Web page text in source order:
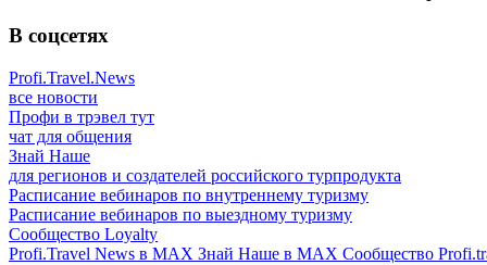
В соцсетях
Profi.Travel.News
все новости
Профи в трэвел тут
чат для общения
Знай Наше
для регионов и создателей российского турпродукта
Расписание вебинаров по внутреннему туризму
Расписание вебинаров по выездному туризму
Сообщество Loyalty
Profi.Travel News в MAX Знай Наше в MAX Сообщество